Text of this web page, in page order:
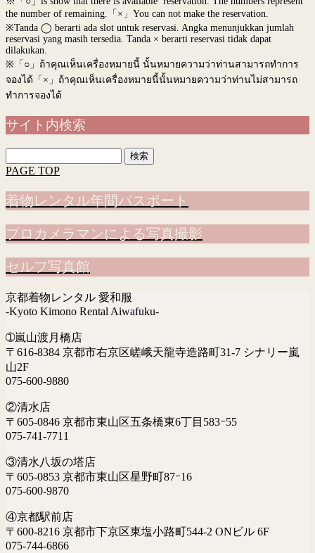
the number of remaining.「×」You can not make the reservation.
※Tanda ◯ berarti ada slot untuk reservasi. Angka menunjukkan jumlah
reservasi yang masih tersedia. Tanda × berarti reservasi tidak dapat
dilakukan.
※ 「○」ถ้าคุณเห็นเครื่องหมายนี้ นั้นหมายความว่าท่านสามารถทำการ
จองได้「×」ถ้าคุณเห็นเครื่องหมายนี้นั้นหมายความว่าท่านไม่สามารถ
ทำการจองได้
サイト内検索
索:
PAGE TOP
着物レンタル年間パスポート
プロカメラマンによる写真撮影
セルフ写真館
京都着物レンタル 愛和服
-Kyoto Kimono Rental Aiwafuku-
➀嵐山渡月橋店
〒616-8384 京都市右京区嵯峨天龍寺造路町31-7 シナリー嵐
山2F
075-600-9880
②清水店
〒605-0846 京都市東山区五条橋東6丁目583ｰ55
075-741-7711
③清水八坂の塔店
〒605-0853 京都市東山区星野町87ｰ16
075-600-9870
④京都駅前店
〒600-8216 京都市下京区東塩小路町544-2 ONビル 6F
075-744-6866